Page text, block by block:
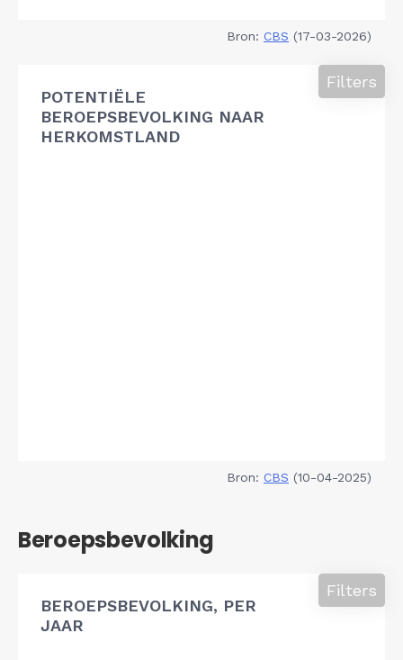
Bron: CBS (17-03-2026)
POTENTIËLE
BEROEPSBEVOLKING NAAR
HERKOMSTLAND
Filters
Bron: CBS (10-04-2025)
Beroepsbevolking
BEROEPSBEVOLKING, PER
JAAR
Filters